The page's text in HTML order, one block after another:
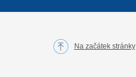
Na začátek stránky